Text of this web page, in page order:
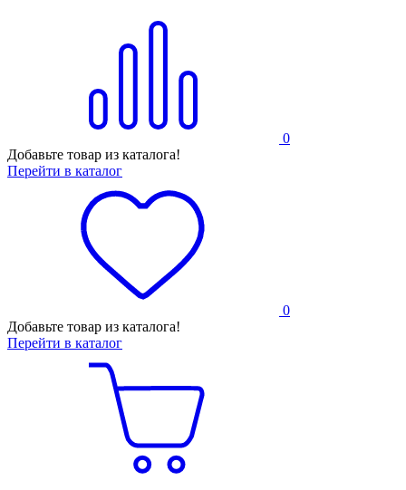
0
Добавьте товар из каталога!
Перейти в каталог
0
Добавьте товар из каталога!
Перейти в каталог